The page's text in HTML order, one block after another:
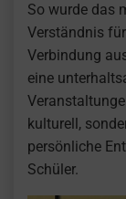
So wurde das
Verständnis
Verbindung
eine
kulturell,
persönliche
Schüler.